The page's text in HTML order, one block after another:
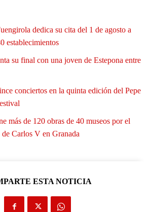
dedica su cita del 1 de agosto a
establecimientos
su final con una joven de Estepona entre
conciertos en la quinta edición del Pepe
más de 120 obras de 40 museos por el
Carlos V en Granada
ESTA NOTICIA